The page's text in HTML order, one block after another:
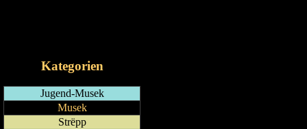
Kategorien
Jugend-Musek
Musek
Strëpp